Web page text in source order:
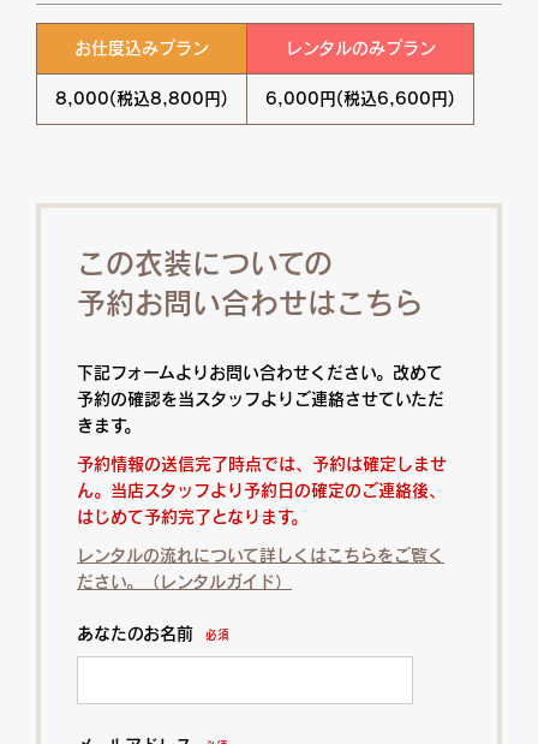
お仕度込みプラン
8,000(税込8,800円)
レンタルのみプラン
6,000円(税込6,600円)
この衣装についての
予約お問い合わせはこちら
下記フォームよりお問い合わせください。改めて
予約の確認を当スタッフよりご連絡させていただ
きます。
予約情報の送信完了時点では、予約は確定しませ
ん。当店スタッフより予約日の確定のご連絡後、
はじめて予約完了となります。
レンタルの流れについて詳しくはこちらをご覧く
ださい。（レンタルガイド）
あなたのお名前 必須